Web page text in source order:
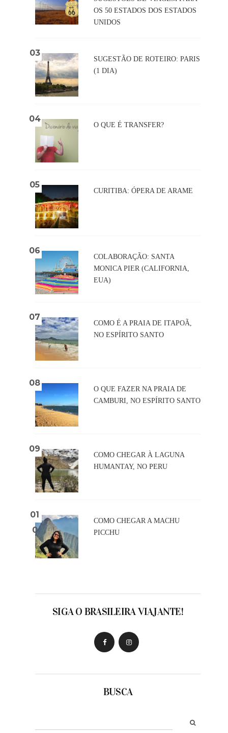
OS 50 ESTADOS DOS ESTADOS
UNIDOS
SUGESTÃO DE ROTEIRO: PARIS
(1 DIA)
O QUE É TRANSFER?
CURITIBA: ÓPERA DE ARAME
COLABORAÇÃO: SANTA
MONICA PIER (CALIFORNIA,
EUA)
COMO É A PRAIA DE ITAPOÃ,
NO ESPÍRITO SANTO
O QUE FAZER NA PRAIA DE
CAMBURI, NO ESPÍRITO SANTO
COMO CHEGAR À LAGUNA
HUMANTAY, NO PERU
COMO CHEGAR A MACHU
PICCHU
SIGA O BRASILEIRA VIAJANTE!
BUSCA